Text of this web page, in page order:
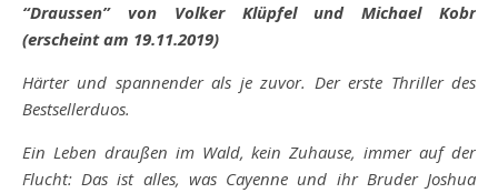
“Draussen” von Volker Klüpfel und Michael Kobr
(erscheint am 19.11.2019)
Härter und spannender als je zuvor. Der erste Thriller des
Bestsellerduos.
Ein Leben draußen im Wald, kein Zuhause, immer auf der
Flucht: Das ist alles, was Cayenne und ihr Bruder Joshua